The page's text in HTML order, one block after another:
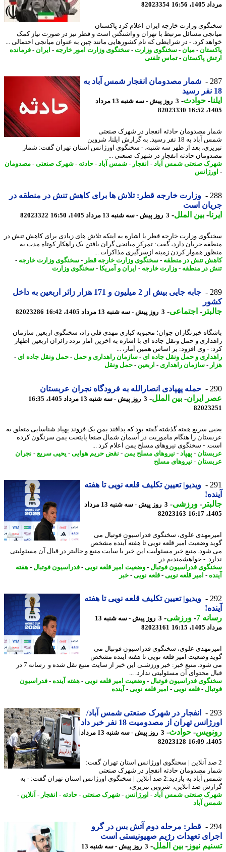
16:56
82023354
وزارت خارجه ایران اعلام کرد پاکستان
مسائل مرتبط با تهران و واشنگتن است و قطر نیز در صورت نیاز کمک
کرد. - در شرایطی که نام کشورهایی مانند چین به عنوان میانجی احتمالی ...
-میان-سخنگوی وزارت - سخنگوی وزارت امور خارجه-ایران -
فرمانده
پاکستان-تماس تلفنی
شمار مصدومان انفجار شمس آباد به
-حوادث -
3 روز پیش - سه شنبه 13 مرداد
82023330
مصدومان حادثه انفجار در شهرک صنعتی
شمس آباد به 18 نفر رسید. به گزارش ایلنا، شروین
بعد از ظهر سه شنبه، - سخنگوی اورژانس استان تهران گفت: شمار
حادثه انفجار در شهرک صنعتی ...
صنعتی شمس آباد- انفجار-شمس آباد- حادثه-شهرک صنعتی-مصدومان
وزارت خارجه قطر: تلاش ها برای کاهش تنش در منطقه در
است
-بین الملل-3 روز پیش - سه شنبه 13 مرداد 1405، 16:50 82023322
وزارت خارجه قطر با اشاره به اینکه تلاش های زیادی برای کاهش تنش در
جریان دارد، گفت: تمرکز میانجی گران یافتن یک راهکار کوتاه مدت به
هموار کردن زمینه ازسرگیری مذاکرات ...
تنش در منطقه-سخنگوی وزارت خارجه قطر -سخنگوی وزارت خارجه-
در منطقه-وزارت خارجه-ایران و آمریکا- سخنگوی وزارت
جابه جایی بیش از 2 میلیون و 171 هزار زائر اربعین به داخل
-اجتماعی-3 روز پیش - سه شنبه 13 مرداد 1405، 16:42 82023286
خبرنگاران جوان؛ محبوبه کباری مهدی قلی زاد، سخنگوی اربعین سازمان
و حمل ونقل جاده ای با اشاره به آخرین آمار تردد زائران اربعین اظهار
- وی افزود: بر اساس همین آمار، ...
و حمل ونقل جاده ای- سازمان راهداری و حمل-حمل ونقل جاده ای-
- سازمان راهداری- اربعین -حمل ونقل
حمله پهپادی انصارالله به فرودگاه نجران عربستان
ایران- بین الملل-3 روز پیش - سه شنبه 13 مرداد 1405، 16:35
سریع هفته گذشته گفته بود که پدافند یمن یک فروند پهپاد شناسایی متعلق به
را هنگام ماموریت در آسمان شمال صنعا پایتخت یمن سرنگون کرده
- سخنگوی نیروهای مسلح یمن اعلام کرد ...
-پهپاد -نیروهای مسلح یمن -نقض حریم هوایی- یحیی سریع- نجران
-نیروهای مسلح
ویدیو| تعیین تکلیف قلعه نویی تا هفته
-ورزشی-
3 روز پیش - سه شنبه 13 مرداد
82023163
علوی، سخنگوی فدراسیون فوتبال می
وضعیت امیر قلعه نویی تا هفته آینده مشخص
منبع خبر مسئولیت این خبر با سایت منبع و جالبتر در قبال آن مسئولیتی
- خواهشمندیم در ...
فدراسیون فوتبال-وضعیت امیر قلعه نویی-فدراسیون فوتبال-هفته
-امیر قلعه نویی-قلعه نویی-خبر
ویدیو| تعیین تکلیف قلعه نویی تا هفته
7
-ورزشی-
3 روز پیش - سه شنبه 13
16:15
82023161
علوی، سخنگوی فدراسیون فوتبال می
وضعیت امیر قلعه نویی تا هفته آینده مشخص
می شود. منبع خبر: خبر ورزشـی این خبر از سایت منبع نقل شده و رسانه 7 در
محتوای آن مسئولیتی ندارد. ...
فدراسیون فوتبال-وضعیت امیر قلعه نویی-هفته آینده -فدراسیون
-قلعه نویی-امیر قلعه نویی-آینده
انفجار در شهرک صنعتی شمس آباد/
تهران از مصدومیت 18 نفر خبر داد
-حوادث -
3 روز پیش - سه شنبه 13 مرداد
82023128
آنلاین | سخنگوی اورژانس استان تهران گفت:
مصدومان حادثه انفجار در شهرک صنعتی
شمس آباد به بازدید:2 صد آنلاین | سخنگوی اورژانس استان تهران گفت: - به
صد آنلاین، شروین تبریزی،
صنعتی شمس آباد- اورژانس -شهرک صنعتی-حادثه-انفجار-آنلاین-
آباد
قطر: مرحله دوم آتش بس در گرو
تعهدات رژیم صهیونیستی است
نیوز-بین الملل-
3 روز پیش - سه شنبه 13